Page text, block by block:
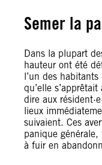
Semer la
Dans la plupart
hauteur ont été
l’un des
qu’elle
dire aux
lieux
suivaient. Ces
panique
à fuir en